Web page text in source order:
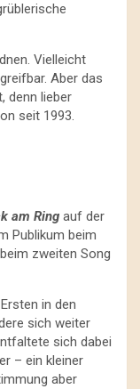
Vielleicht
Aber das
denn lieber
seit 1993.
am Ring auf der
Publikum beim
zweiten Song
in den
sich weiter
sich dabei
– ein kleiner
aber